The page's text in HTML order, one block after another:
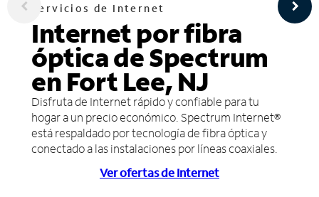
Servicios de Internet
Internet por fibra
óptica de Spectrum
en Fort Lee, NJ
Disfruta de Internet rápido y confiable para tu
hogar a un precio económico. Spectrum Internet®
está respaldado por tecnología de fibra óptica y
conectado a las instalaciones por líneas coaxiales.
Ver ofertas de Internet